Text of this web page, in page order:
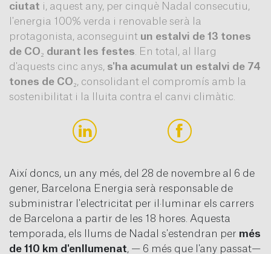
ciutat i, aquest any, per cinquè Nadal consecutiu,
l'energia 100% verda i renovable serà la
protagonista, aconseguint un estalvi de 13 tones
de CO₂ durant les festes . En total, al llarg
d'aquests cinc anys, s'ha acumulat un estalvi de 74
tones de CO₂, consolidant el compromís amb la
sostenibilitat i la lluita contra el canvi climàtic.
Així doncs, un any més, del 28 de novembre al 6 de
gener, Barcelona Energia serà responsable de
subministrar l'electricitat per il·luminar els carrers
de Barcelona a partir de les 18 hores. Aquesta
temporada, els llums de Nadal s'estendran per més
de 110 km d'enllumenat, — 6 més que l'any passat—